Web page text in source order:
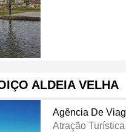
ALDEIA VELHA
Agência De
Atração Turística